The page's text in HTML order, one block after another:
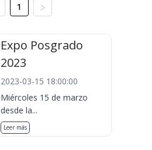
1
Expo Posgrado
2023
2023-03-15 18:00:00
Miércoles 15 de marzo
desde la...
Leer más